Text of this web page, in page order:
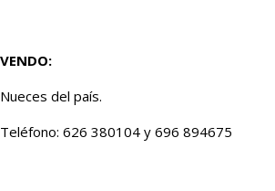
VENDO:
Nueces del país.
Teléfono: 626 380104 y 696 894675